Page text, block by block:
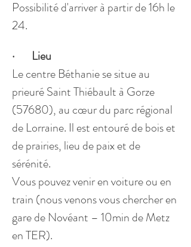
Possibilité d'arriver à partir de 16h le
24.
·       Lieu
Le centre Béthanie se situe au
prieuré Saint Thiébault à Gorze
(57680), au cœur du parc régional
de Lorraine. Il est entouré de bois et
de prairies, lieu de paix et de
sérénité.
Vous pouvez venir en voiture ou en
train (nous venons vous chercher en
gare de Novéant – 10min de Metz
en TER).